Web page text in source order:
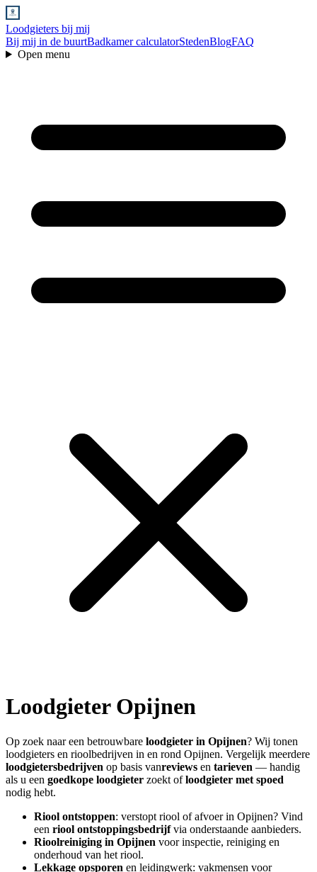
Loodgieters bij mij
Bij mij in de buurtBadkamer calculatorStedenBlogFAQ
Open menu
Loodgieter Opijnen
Op zoek naar een betrouwbare loodgieter in Opijnen? Wij tonen
loodgieters en rioolbedrijven in en rond Opijnen. Vergelijk meerdere
loodgietersbedrijven op basis vanreviews en tarieven — handig
als u een goedkope loodgieter zoekt ofloodgieter met spoed
nodig hebt.
Riool ontstoppen: verstopt riool of afvoer in Opijnen? Vind
een riool ontstoppingsbedrijfvia onderstaande aanbieders.
Rioolreiniging in Opijnen voor inspectie, reiniging en
onderhoud van het riool.
Lekkage opsporen en leidingwerk: vakmensen voor